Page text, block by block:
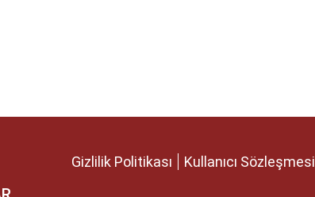
Gizlilik Politikası Kullanıcı Sözleşmesi